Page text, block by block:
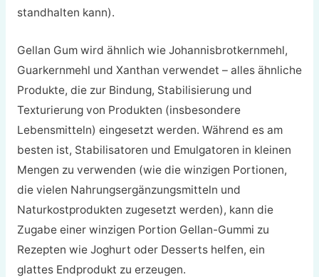
standhalten kann).
Gellan Gum wird ähnlich wie Johannisbrotkernmehl,
Guarkernmehl und Xanthan verwendet – alles ähnliche
Produkte, die zur Bindung, Stabilisierung und
Texturierung von Produkten (insbesondere
Lebensmitteln) eingesetzt werden. Während es am
besten ist, Stabilisatoren und Emulgatoren in kleinen
Mengen zu verwenden (wie die winzigen Portionen,
die vielen Nahrungsergänzungsmitteln und
Naturkostprodukten zugesetzt werden), kann die
Zugabe einer winzigen Portion Gellan-Gummi zu
Rezepten wie Joghurt oder Desserts helfen, ein
glattes Endprodukt zu erzeugen.